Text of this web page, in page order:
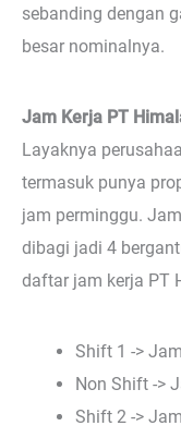
sebanding dengan
besar nominalnya.
Jam Kerja PT
Layaknya
termasuk punya
jam perminggu.
dibagi jadi 4
daftar jam kerja PT
Shift 1 ->
Non Shift ->
Shift 2 ->